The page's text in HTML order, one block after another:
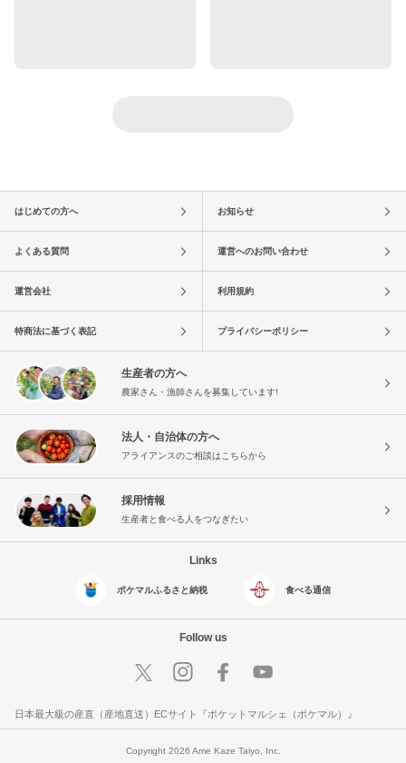
はじめての方へ お知らせ
よくある質問 運営へのお問い合わせ
運営会社 利用規約
特商法に基づく表記 プライバシーポリシー
生産者の方へ
農家さん・漁師さんを募集しています!
法人・自治体の方へ
アライアンスのご相談はこちらから
採用情報
生産者と食べる人をつなぎたい
Links
ポケマルふるさと納税 食べる通信
Follow us
日本最大級の産直（産地直送）ECサイト『ポケットマルシェ（ポケマル）』
Copyright 2026 Ame Kaze Taiyo, Inc.